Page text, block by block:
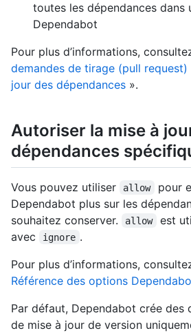
toutes les dépendances dans
Dependabot
Pour plus d’informations,
demandes de tirage (pull request)
jour des dépendances ».
Autoriser la mise à
dépendances
Vous pouvez utiliser allow
pour
Dependabot plus sur les
souhaitez conserver.
allow
est
avec
ignore .
Pour plus d’informations,
Référence des options
Par défaut, Dependabot crée des
de mise à jour de version